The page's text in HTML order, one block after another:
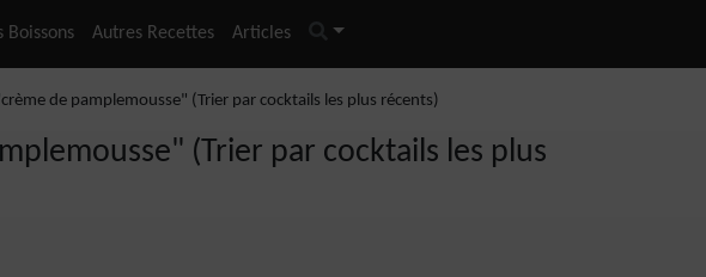
Boissons Autres Recettes Articles
de pamplemousse" (Trier par cocktails les plus récents)
(Trier par cocktails les plus